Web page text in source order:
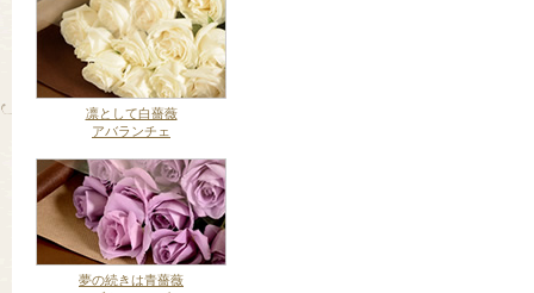
凛として白薔薇
アバランチェ
夢の続きは青薔薇